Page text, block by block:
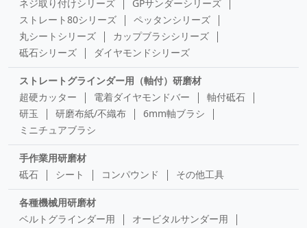
ネジ取り付けシリーズ
GPサンダーシリーズ
ストレート80シリーズ
ペッタンシリーズ
丸シートシリーズ
カップブラシシリーズ
砥石シリーズ
ダイヤモンドシリーズ
ストレートグラインダー用（軸付）研磨材
超硬カッター
電着ダイヤモンドバー
軸付砥石
研玉
研磨布紙/不織布
6mm軸ブラシ
ミニチュアブラシ
手作業用研磨材
砥石
シート コンパウンド その他工具
各種機械用研磨材
ベルトグラインダー用
オービタルサンダー用